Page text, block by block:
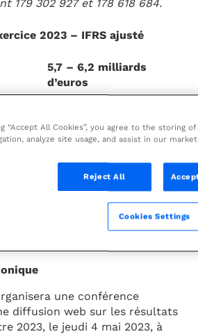
179 302 927 et 178 618 684.
2023 – IFRS ajusté
5,7 – 6,2 milliards
d’euros
26 % – 30 %
sont présentées
IFRS ajusté (voir Annexe 8.0
Le rapprochement
IFRS et non-IFRS est fourni en
une conférence
diffusion web sur les résultats
2023, le jeudi 4 mai 2023, à
“Accept All Cookies”, you agree to the storing
analyze site usage, and assist in our
Reject All
Cookies Settings